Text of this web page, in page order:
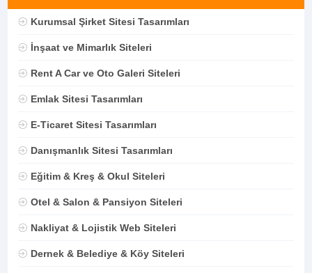
Kurumsal Şirket Sitesi Tasarımları
İnşaat ve Mimarlık Siteleri
Rent A Car ve Oto Galeri Siteleri
Emlak Sitesi Tasarımları
E-Ticaret Sitesi Tasarımları
Danışmanlık Sitesi Tasarımları
Eğitim & Kreş & Okul Siteleri
Otel & Salon & Pansiyon Siteleri
Nakliyat & Lojistik Web Siteleri
Dernek & Belediye & Köy Siteleri